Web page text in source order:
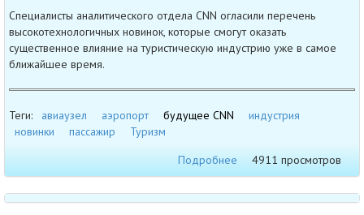
Специалисты аналитического отдела CNN огласили перечень
высокотехнологичных новинок, которые смогут оказать
существенное влияние на туристическую индустрию уже в самое
ближайшее время.
Теги: авиаузел аэропорт будущее CNN
индустрия
новинки
пассажир
Туризм
Подробнее
4911 просмотров